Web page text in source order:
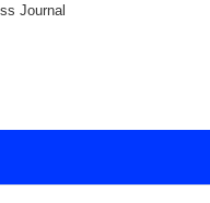
Journal